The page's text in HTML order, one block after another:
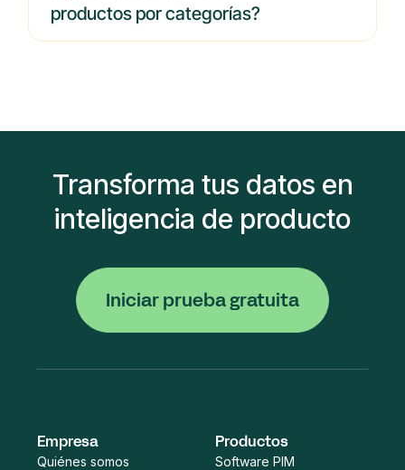
productos por categorías?
Transforma tus datos en
inteligencia de producto
Iniciar prueba gratuita
Empresa
Quiénes somos
Productos
Software PIM